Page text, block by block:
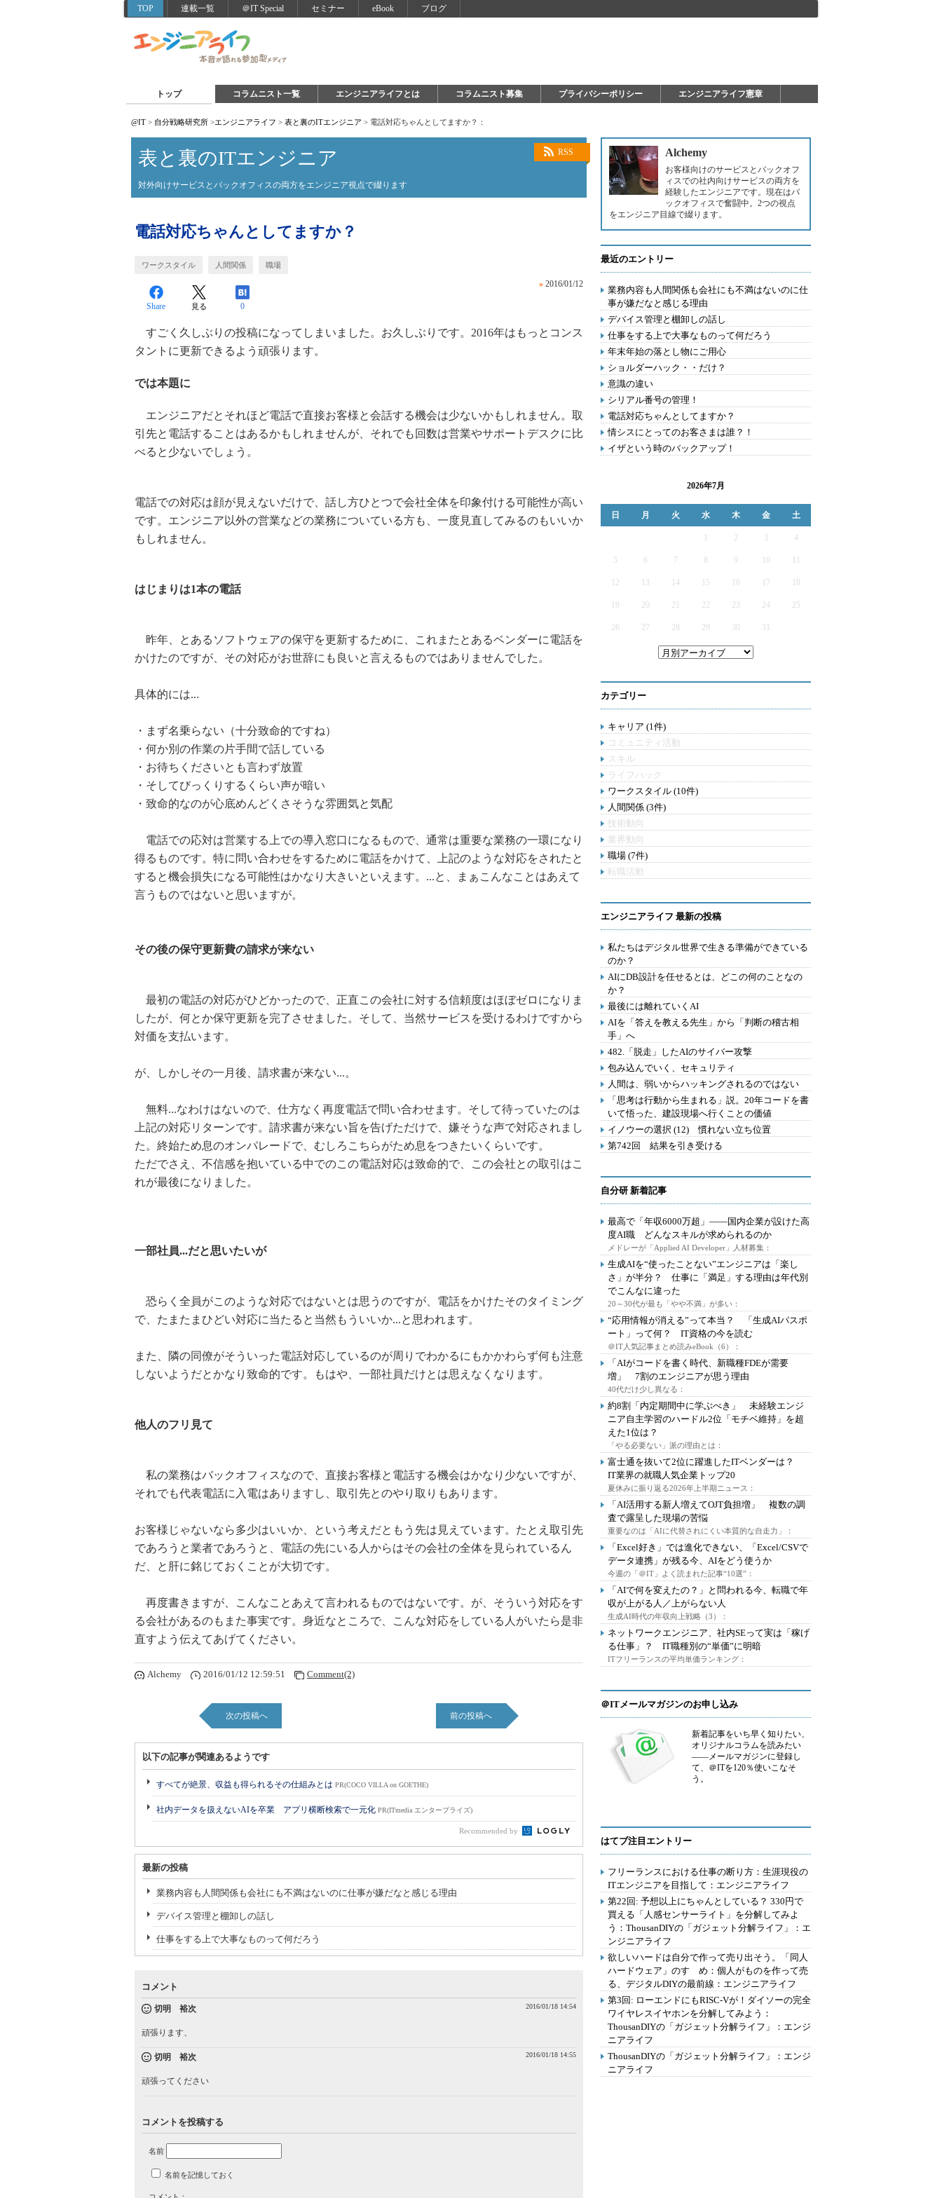
TOP 連載一覧 ＠IT Special セミナー eBook ブログ
トップ コラムニスト一覧 エンジニアライフとは コラムニスト募集 プライバシーポリシー エンジニアライフ憲章
@IT > 自分戦略研究所 >エンジニアライフ > 表と裏のITエンジニア > 電話対応ちゃんとしてますか？：
RSS
表と裏のITエンジニア
対外向けサービスとバックオフィスの両方をエンジニア視点で綴ります
電話対応ちゃんとしてますか？
ワークスタイル 人間関係 職場
» 2016/01/12
Share 見る 0
すごく久しぶりの投稿になってしまいました。お久しぶりです。2016年はもっとコンス
タントに更新できるよう頑張ります。
では本題に
エンジニアだとそれほど電話で直接お客様と会話する機会は少ないかもしれません。取
引先と電話することはあるかもしれませんが、それでも回数は営業やサポートデスクに比
べると少ないでしょう。
電話での対応は顔が見えないだけで、話し方ひとつで会社全体を印象付ける可能性が高い
です。エンジニア以外の営業などの業務についている方も、一度見直してみるのもいいか
もしれません。
はじまりは1本の電話
昨年、とあるソフトウェアの保守を更新するために、これまたとあるベンダーに電話を
かけたのですが、その対応がお世辞にも良いと言えるものではありませんでした。
具体的には...
・まず名乗らない（十分致命的ですね）
・何か別の作業の片手間で話している
・お待ちくださいとも言わず放置
・そしてびっくりするくらい声が暗い
・致命的なのが心底めんどくさそうな雰囲気と気配
電話での応対は営業する上での導入窓口になるもので、通常は重要な業務の一環になり
得るものです。特に問い合わせをするために電話をかけて、上記のような対応をされたと
すると機会損失になる可能性はかなり大きいといえます。...と、まぁこんなことはあえて
言うものではないと思いますが。
その後の保守更新費の請求が来ない
最初の電話の対応がひどかったので、正直この会社に対する信頼度はほぼゼロになりま
したが、何とか保守更新を完了させました。そして、当然サービスを受けるわけですから
対価を支払います。
が、しかしその一月後、請求書が来ない...。
無料...なわけはないので、仕方なく再度電話で問い合わせます。そして待っていたのは
上記の対応リターンです。請求書が来ない旨を告げただけで、嫌そうな声で対応されまし
た。終始ため息のオンパレードで、むしろこちらがため息をつきたいくらいです。
ただでさえ、不信感を抱いている中でのこの電話対応は致命的で、この会社との取引はこ
れが最後になりました。
一部社員...だと思いたいが
恐らく全員がこのような対応ではないとは思うのですが、電話をかけたそのタイミング
で、たまたまひどい対応に当たると当然もういいか...と思われます。
また、隣の同僚がそういった電話対応しているのが周りでわかるにもかかわらず何も注意
しないようだとかなり致命的です。もはや、一部社員だけとは思えなくなります。
他人のフリ見て
私の業務はバックオフィスなので、直接お客様と電話する機会はかなり少ないですが、
それでも代表電話に入電はありますし、取引先とのやり取りもあります。
お客様じゃないなら多少はいいか、という考えだともう先は見えています。たとえ取引先
であろうと業者であろうと、電話の先にいる人からはその会社の全体を見られているん
だ、と肝に銘じておくことが大切です。
再度書きますが、こんなことあえて言われるものではないです。が、そういう対応をす
る会社があるのもまた事実です。身近なところで、こんな対応をしている人がいたら是非
直すよう伝えてあげてください。
Alchemy 2016/01/12 12:59:51 Comment(2)
次の投稿へ 前の投稿へ
以下の記事が関連あるようです
すべてが絶景、収益も得られるその仕組みとは PR(COCO VILLA on GOETHE)
社内データを扱えないAIを卒業 アプリ横断検索で一元化 PR(ITmedia エンタープライズ)
Recommended by
最新の投稿
業務内容も人間関係も会社にも不満はないのに仕事が嫌だなと感じる理由
デバイス管理と棚卸しの話し
仕事をする上で大事なものって何だろう
コメント
切明 裕次 2016/01/18 14:54
頑張ります、
切明 裕次 2016/01/18 14:55
頑張ってください
コメントを投稿する
名前
名前を記憶しておく
Alchemy
お客様向けのサービスとバックオフ
ィスでの社内向けサービスの両方を
経験したエンジニアです。現在はバ
ックオフィスで奮闘中。2つの視点
をエンジニア目線で綴ります。
最近のエントリー
業務内容も人間関係も会社にも不満はないのに仕
事が嫌だなと感じる理由
デバイス管理と棚卸しの話し
仕事をする上で大事なものって何だろう
年末年始の落とし物にご用心
ショルダーハック・・だけ？
意識の違い
シリアル番号の管理！
電話対応ちゃんとしてますか？
情シスにとってのお客さまは誰？！
イザという時のバックアップ！
2026年7月
日 月 火 水 木 金 土
2 3 4
5 6 7 9
12 13 14 15 16 17
19 20 21 22 23 24 25
26 27 28 29 30 31
カテゴリー
キャリア (1件)
コミュニティ活動
スキル
ライフハック
ワークスタイル (10件)
人間関係 (3件)
技術動向
業界動向
職場 (7件)
転職活動
エンジニアライフ 最新の投稿
私たちはデジタル世界で生きる準備ができている
のか？
AIにDB設計を任せるとは、どこの何のことなの
か？
最後には離れていくAI
AIを「答えを教える先生」から「判断の稽古相
手」へ
482.「脱走」したAIのサイバー攻撃
包み込んでいく、セキュリティ
人間は、弱いからハッキングされるのではない
「思考は行動から生まれる」説。20年コードを書
いて悟った、建設現場へ行くことの価値
イノウーの選択 (12) 慣れない立ち位置
第742回 結果を引き受ける
自分研 新着記事
最高で「年収6000万超」――国内企業が設けた高
度AI職 どんなスキルが求められるのか
メドレーが「Applied AI Developer」人材募集：
生成AIを“使ったことない”エンジニアは「楽し
さ」が半分？ 仕事に「満足」する理由は年代別
でこんなに違った
20～30代が最も「やや不満」が多い：
“応用情報が消える”って本当？ 「生成AIパスポ
ート」って何？ IT資格の今を読む
＠IT人気記事まとめ読みeBook（6）：
「AIがコードを書く時代、新職種FDEが需要
増」 7割のエンジニアが思う理由
40代だけ少し異なる：
約8割「内定期間中に学ぶべき」 未経験エンジ
ニア自主学習のハードル2位「モチベ維持」を超
えた1位は？
「やる必要ない」派の理由とは：
富士通を抜いて2位に躍進したITベンダーは？
IT業界の就職人気企業トップ20
夏休みに振り返る2026年上半期ニュース：
「AI活用する新人増えてOJT負担増」 複数の調
査で露呈した現場の苦悩
重要なのは「AIに代替されにくい本質的な自走力」：
「Excel好き」では進化できない、「Excel/CSVで
データ連携」が残る今、AIをどう使うか
今週の「＠IT」よく読まれた記事“10選”：
「AIで何を変えたの？」と問われる今、転職で年
収が上がる人／上がらない人
生成AI時代の年収向上戦略（3）：
ネットワークエンジニア、社内SEって実は「稼げ
る仕事」？ IT職種別の“単価”に明暗
ITフリーランスの平均単価ランキング：
＠ITメールマガジンのお申し込み
新着記事をいち早く知りたい、
オリジナルコラムを読みたい
――メールマガジンに登録し
て、＠ITを120％使いこなそ
う。
はてブ注目エントリー
フリーランスにおける仕事の断り方：生涯現役の
ITエンジニアを目指して：エンジニアライフ
第22回: 予想以上にちゃんとしている？ 330円で
買える「人感センサーライト」を分解してみよ
う：ThousanDIYの「ガジェット分解ライフ」：エ
ンジニアライフ
欲しいハードは自分で作って売り出そう。「同人
ハードウェア」のすゝめ：個人がものを作って売
る、デジタルDIYの最前線：エンジニアライフ
第3回: ローエンドにもRISC-Vが！ダイソーの完全
ワイヤレスイヤホンを分解してみよう：
ThousanDIYの「ガジェット分解ライフ」：エンジ
ニアライフ
ThousanDIYの「ガジェット分解ライフ」：エンジ
ニアライフ